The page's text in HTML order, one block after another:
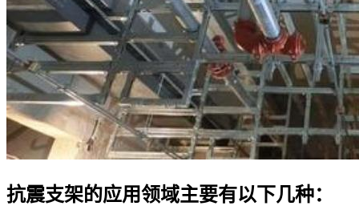
抗震支架的应用领域主要有以下几种：